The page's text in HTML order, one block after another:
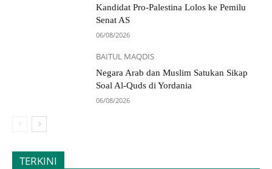
Kandidat Pro-Palestina Lolos ke Pemilu
Senat AS
06/08/2026
BAITUL MAQDIS
Negara Arab dan Muslim Satukan Sikap
Soal Al-Quds di Yordania
06/08/2026
TERKINI